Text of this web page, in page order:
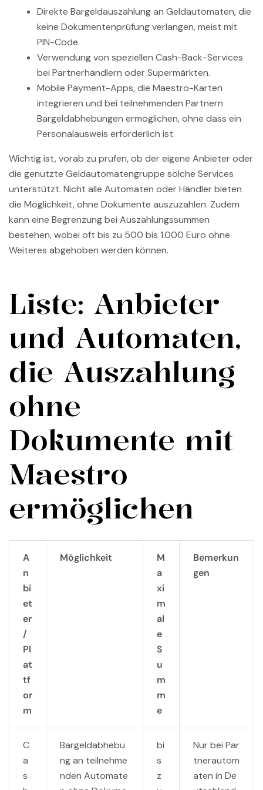
Direkte Bargeldauszahlung an Geldautomaten, die
keine Dokumentenprüfung verlangen, meist mit
PIN-Code.
Verwendung von speziellen Cash-Back-Services
bei Partnerhändlern oder Supermärkten.
Mobile Payment-Apps, die Maestro-Karten
integrieren und bei teilnehmenden Partnern
Bargeldabhebungen ermöglichen, ohne dass ein
Personalausweis erforderlich ist.
Wichtig ist, vorab zu prüfen, ob der eigene Anbieter oder
die genutzte Geldautomatengruppe solche Services
unterstützt. Nicht alle Automaten oder Händler bieten
die Möglichkeit, ohne Dokumente auszuzahlen. Zudem
kann eine Begrenzung bei Auszahlungssummen
bestehen, wobei oft bis zu 500 bis 1.000 Euro ohne
Weiteres abgehoben werden können.
Liste: Anbieter
und Automaten,
die Auszahlung
ohne
Dokumente mit
Maestro
ermöglichen
A
n
bi
et
er
/
Pl
at
tf
or
m
Möglichkeit
M
a
xi
m
al
e
S
u
m
m
e
Bemerkun
gen
C
a
s
Bargeldabhebu
ng an teilnehme
nden Automate
bi
s
z
Nur bei Par
tnerautom
aten in De